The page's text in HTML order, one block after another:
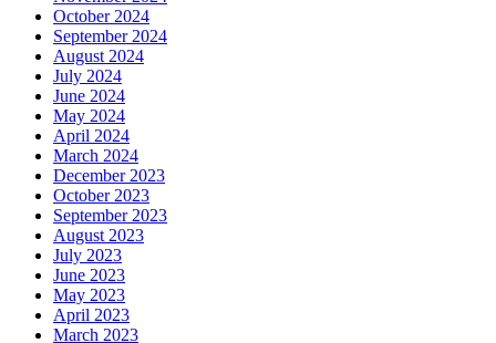
October 2024
September 2024
August 2024
July 2024
June 2024
May 2024
April 2024
March 2024
December 2023
October 2023
September 2023
August 2023
July 2023
June 2023
May 2023
April 2023
March 2023